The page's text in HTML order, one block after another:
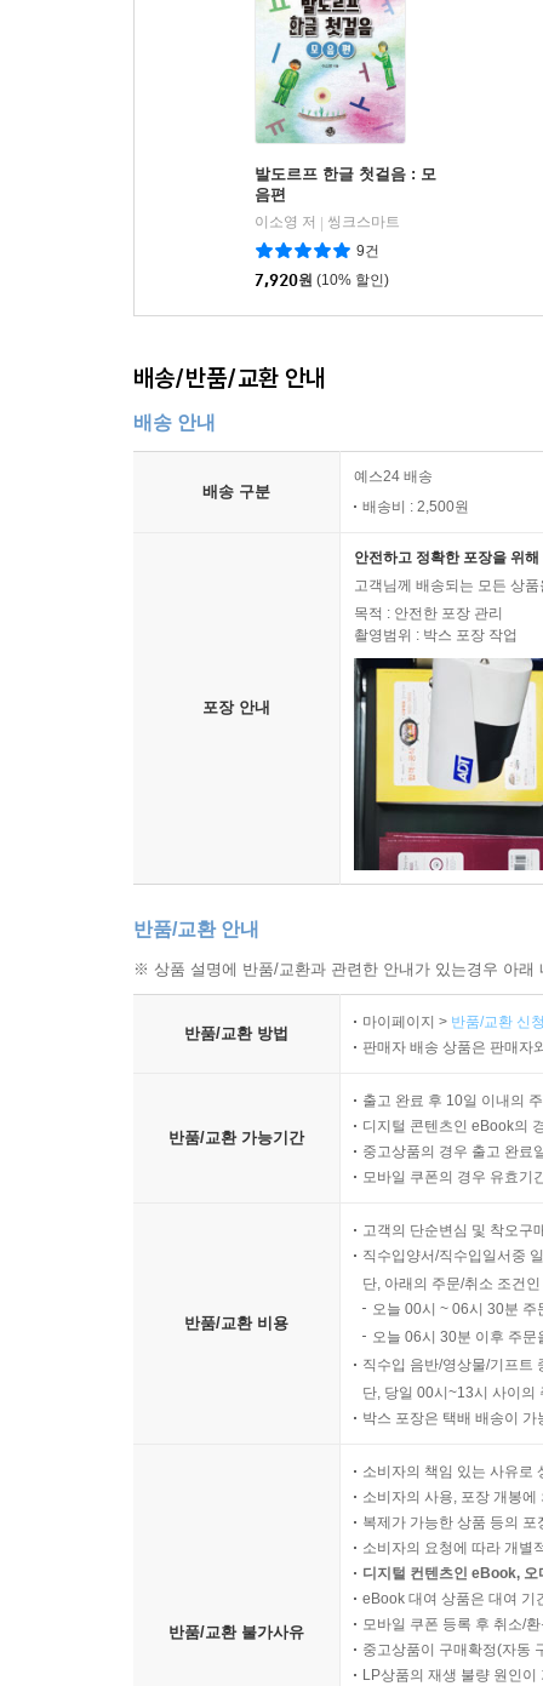
발도르프 한글 첫걸음 : 모
음편
이소영 저
씽크스마트
9건
7,920원 (10% 할인)
배송/반품/교환 안내
배송 안내
배송 구분
예스24 배송
배송비 : 2,500원
포장 안내
안전하고 정확한 포장을 위
고객님께 배송되는 모든 상
목적 : 안전한 포장 관리
촬영범위 : 박스 포장 작업
반품/교환 안내
※ 상품 설명에 반품/교환과 관련한 안내가 있는경우 아
반품/교환 방법
마이페이지 > 반품/교환 신
판매자 배송 상품은 판매자
반품/교환 가능기간
출고 완료 후 10일 이내의
디지털 콘텐츠인 eBook의
중고상품의 경우 출고 완료
모바일 쿠폰의 경우 유효기
반품/교환 비용
고객의 단순변심 및 착오구
직수입양서/직수입일서중
단, 아래의 주문/취소 조건
오늘 00시 ~ 06시 30분
오늘 06시 30분 이후 주
직수입 음반/영상물/기프트
단, 당일 00시~13시 사이의
박스 포장은 택배 배송이
반품/교환 불가사유
소비자의 책임 있는 사유로
소비자의 사용, 포장 개봉
복제가 가능한 상품 등의
소비자의 요청에 따라 개별
디지털 컨텐츠인 eBook,
eBook 대여 상품은 대여 기
모바일 쿠폰 등록 후 취소/
중고상품이 구매확정(자동
LP상품의 재생 불량 원인